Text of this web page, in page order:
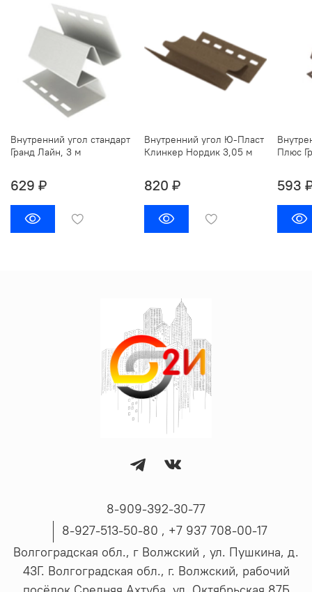
Внутренний угол стандарт
Гранд Лайн, 3 м
629 ₽
Внутренний угол Ю-Пласт
Клинкер Нордик 3,05 м
820 ₽
Плюс
593
8-909-392-30-77
8-927-513-50-80 , ‪+7 937 708-00-17
Волгоградская обл., г Волжский , ул. Пушкина, д.
43Г. Волгоградская обл., г. Волжский, рабочий